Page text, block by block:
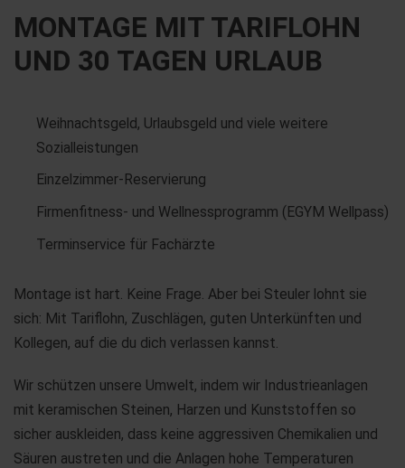
MONTAGE MIT TARIFLOHN
UND 30 TAGEN URLAUB
Weihnachtsgeld, Urlaubsgeld und viele weitere
Sozialleistungen
Einzelzimmer-Reservierung
Firmenfitness- und Wellnessprogramm (EGYM Wellpass)
Terminservice für Fachärzte
Montage ist hart. Keine Frage. Aber bei Steuler lohnt sie
sich: Mit Tariflohn, Zuschlägen, guten Unterkünften und
Kollegen, auf die du dich verlassen kannst.
Wir schützen unsere Umwelt, indem wir Industrieanlagen
mit keramischen Steinen, Harzen und Kunststoffen so
sicher auskleiden, dass keine aggressiven Chemikalien und
Säuren austreten und die Anlagen hohe Temperaturen